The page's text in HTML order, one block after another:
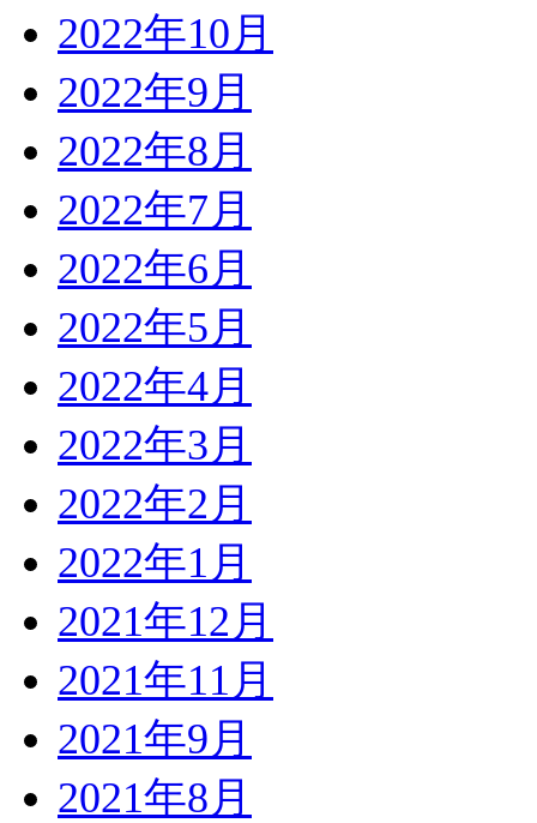
2022年10月
2022年9月
2022年8月
2022年7月
2022年6月
2022年5月
2022年4月
2022年3月
2022年2月
2022年1月
2021年12月
2021年11月
2021年9月
2021年8月